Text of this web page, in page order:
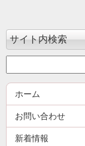
サイト内検索
ホーム
お問い合わせ
新着情報